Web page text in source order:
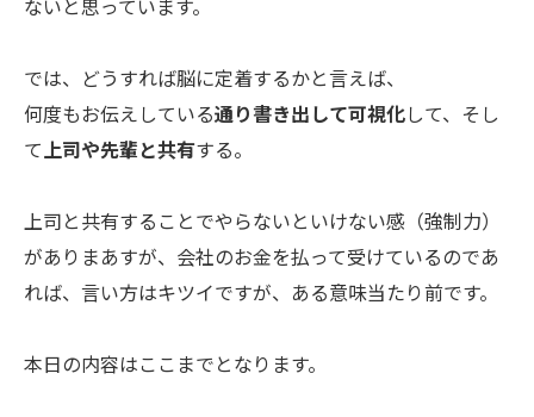
ないと思っています。
では、どうすれば脳に定着するかと言えば、
何度もお伝えしている通り書き出して可視化して、そし
て上司や先輩と共有する。
上司と共有することでやらないといけない感（強制力）
がありまあすが、会社のお金を払って受けているのであ
れば、言い方はキツイですが、ある意味当たり前です。
本日の内容はここまでとなります。